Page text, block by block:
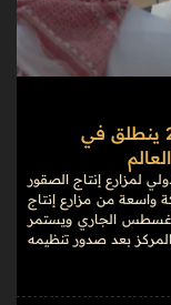
المزاد الدولي لمزارع إنتاج الصقور 2026 ينطلق في
لمزارع إنتاج الصقور
واسعة من مزارع إنتاج
المحلية والدولية، في حدث يمتد حتى 25 أغسطس الجاري ويستمر
المركز بعد صدور تنظيمه